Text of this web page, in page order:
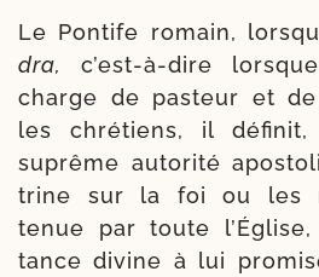
Le Pontife romain,
dra,
c’est-​à-​dire
charge de pas­teur et
les chré­tiens, il
suprême auto­ri­té
trine sur la foi ou les
tenue par toute
tance divine à lui